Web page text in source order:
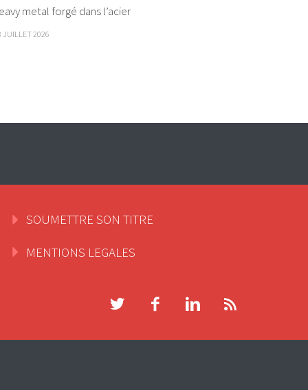
metal forgé dans l’acier
JUILLET 2026
SOUMETTRE SON TITRE
MENTIONS LEGALES